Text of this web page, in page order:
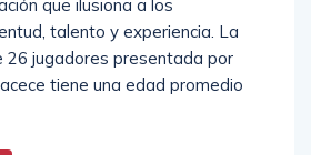
que ilusiona a los
talento y experiencia. La
26 jugadores presentada por
tiene una edad promedio